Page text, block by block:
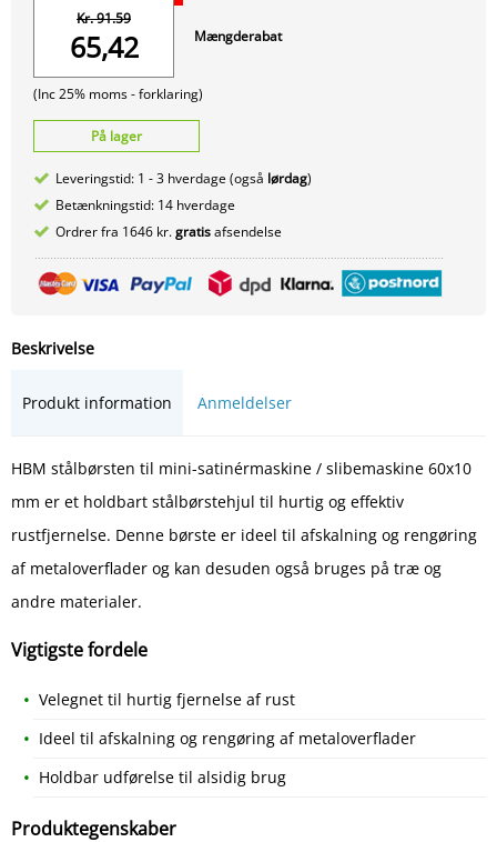
Kr. 91.59
65,42
(Inc 25% moms -forklaring)
Mængderabat
På lager
Leveringstid: 1 - 3 hverdage (også lørdag)
Betænkningstid: 14 hverdage
Ordrer fra 1646 kr.gratisafsendelse
Beskrivelse
Produkt information Anmeldelser
HBM stålbørsten til mini-satinérmaskine / slibemaskine 60x10
mm er et holdbart stålbørstehjul til hurtig og effektiv
rustfjernelse. Denne børste er ideel til afskalning og rengøring
af metaloverflader og kan desuden også bruges på træ og
andre materialer.
Vigtigste fordele
Velegnet til hurtig fjernelse af rust
Ideel til afskalning og rengøring af metaloverflader
Holdbar udførelse til alsidig brug
Produktegenskaber